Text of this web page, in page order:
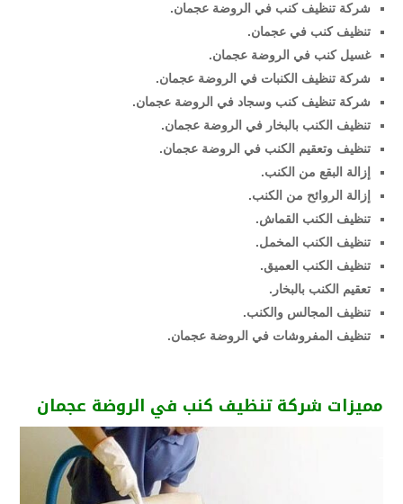
شركة تنظيف كنب في الروضة عجمان.
تنظيف كنب في عجمان.
غسيل كنب في الروضة عجمان.
شركة تنظيف الكنبات في الروضة عجمان.
شركة تنظيف كنب وسجاد في الروضة عجمان.
تنظيف الكنب بالبخار في الروضة عجمان.
تنظيف وتعقيم الكنب في الروضة عجمان.
إزالة البقع من الكنب.
إزالة الروائح من الكنب.
تنظيف الكنب القماش.
تنظيف الكنب المخمل.
تنظيف الكنب العميق.
تعقيم الكنب بالبخار.
تنظيف المجالس والكنب.
تنظيف المفروشات في الروضة عجمان.
مميزات شركة تنظيف كنب في الروضة عجمان